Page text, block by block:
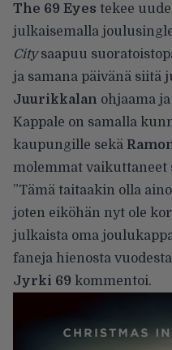
The 69 Eyes tekee
julkaisemalla
Citysaapuu
ja samana päivänä siitä
Juurikkalan ohjaama
Kappale on samalla
kaupungille sekä
molemmat vaikuttaneet
”Tämä taitaakin olla
joten eiköhän nyt ole
julkaista oma
faneja hienosta
Jyrki 69 kommentoi.